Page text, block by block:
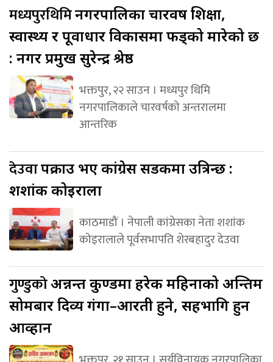
मध्यपुरथिमिनगरपालिका चारवर्ष शिक्षा,
स्वास्थ्य र पूर्वाधार विकासमा फड्को मारेको छ
: नगर प्रमुख सुरेन्द्र श्रेष्ठ
भक्तपुर, २२ साउन । मध्यपुर थिमि
नगरपालिकाले चारवर्षको अन्तरालमा
आन्तरिक
देउवापक्राउ भए कांग्रेस सडकमा उत्रिन्छ :
शशांक कोइराला
काठमाडौं । नेपाली कांग्रेसका नेता शशांक
कोइरालाले पूर्वसभापति शेरबहादुर देउवा
गुण्डुकोअन्नन्त कुण्डमा हरेक महिनाको अन्तिम
सोमबार दिव्य गंगा–आरती हुने, सहभागि हुन
आव्हान